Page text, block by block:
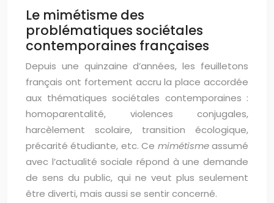
Le mimétisme des
problématiques sociétales
contemporaines françaises
Depuis une quinzaine d’années, les feuilletons
français ont fortement accru la place accordée
aux thématiques sociétales contemporaines :
homoparentalité, violences conjugales,
harcèlement scolaire, transition écologique,
précarité étudiante, etc. Ce mimétismeassumé
avec l’actualité sociale répond à une demande
de sens du public, qui ne veut plus seulement
être diverti, mais aussi se sentir concerné.